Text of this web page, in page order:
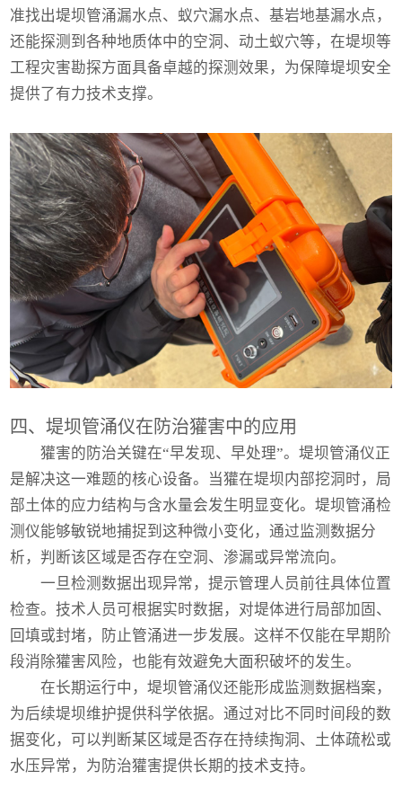
准找出堤坝管涌漏水点、蚁穴漏水点、基岩地基漏水点，
还能探测到各种地质体中的空洞、动土蚁穴等，在堤坝等
工程灾害勘探方面具备卓越的探测效果，为保障堤坝安全
提供了有力技术支撑。
四、堤坝管涌仪在防治獾害中的应用
獾害的防治关键在“早发现、早处理”。堤坝管涌仪正
是解决这一难题的核心设备。当獾在堤坝内部挖洞时，局
部土体的应力结构与含水量会发生明显变化。堤坝管涌检
测仪能够敏锐地捕捉到这种微小变化，通过监测数据分
析，判断该区域是否存在空洞、渗漏或异常流向。
一旦检测数据出现异常，提示管理人员前往具体位置
检查。技术人员可根据实时数据，对堤体进行局部加固、
回填或封堵，防止管涌进一步发展。这样不仅能在早期阶
段消除獾害风险，也能有效避免大面积破坏的发生。
在长期运行中，堤坝管涌仪还能形成监测数据档案，
为后续堤坝维护提供科学依据。通过对比不同时间段的数
据变化，可以判断某区域是否存在持续掏洞、土体疏松或
水压异常，为防治獾害提供长期的技术支持。